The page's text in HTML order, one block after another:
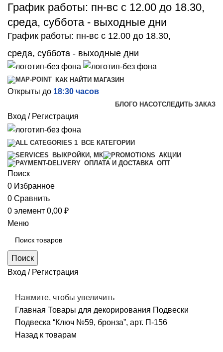
График работы: пн-вс с 12.00 до 18.30,
среда, суббота - выходные дни
График работы: пн-вс с 12.00 до 18.30,
среда, суббота - выходные дни
КАК НАЙТИ МАГАЗИН
Открыты до 18:30 часов
БЛОГО НАСОТСЛЕДИТЬ ЗАКАЗ
Вход / Регистрация
ВСЕ КАТЕГОРИИ
ВЫКРОЙКИ, МК
АКЦИИ
ОПЛАТА И ДОСТАВКА ОПТ
Поиск
0 Избранное
0 Сравнить
0 элемент 0,00 ₽
Меню
Поиск
Вход / Регистрация
Нажмите, чтобы увеличить
Главная Товары для декорирования Подвески
Подвеска “Ключ №59, бронза”, арт. П-156
Назад к товарам